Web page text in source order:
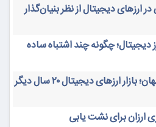
ارزهای دیجیتال از نظر بنیان‌گذار
دیجیتال؛ چگونه چند اشتباه ساده
پشت پرده آینده اقتصاد جهان؛ بازار ارزهای دیجیتال ۲۰ سال دیگر
ارزان برای نشت یابی